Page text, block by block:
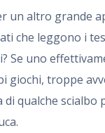
un altro grande
che leggono i
Se uno
giochi, troppe
qualche scialbo